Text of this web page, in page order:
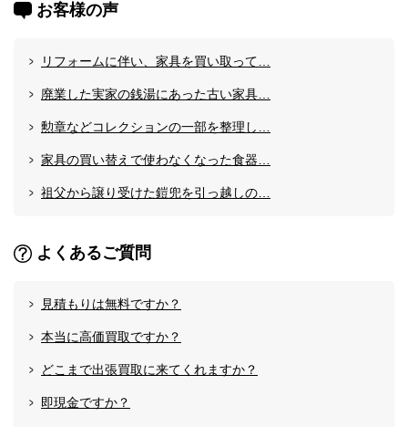
お客様の声
リフォームに伴い、家具を買い取って…
廃業した実家の銭湯にあった古い家具…
勲章などコレクションの一部を整理し…
家具の買い替えで使わなくなった食器…
祖父から譲り受けた鎧兜を引っ越しの…
よくあるご質問
見積もりは無料ですか？
本当に高価買取ですか？
どこまで出張買取に来てくれますか？
即現金ですか？